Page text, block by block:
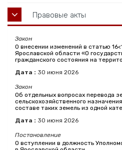
Правовые акты
Закон
О внесении изменений в статью
Ярославской области «О
гражданского состояния на
Дата : 30 июня 2026
Закон
Об отдельных вопросах перевода
сельскохозяйственного
составе таких земель из одной
Дата : 30 июня 2026
Постановление
О вступлении в должность